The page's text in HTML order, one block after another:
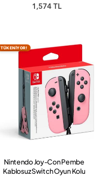
1,574 TL
TÜKENİYOR!
Nintendo Joy-Con Pembe
Kablosuz Switch Oyun Kolu